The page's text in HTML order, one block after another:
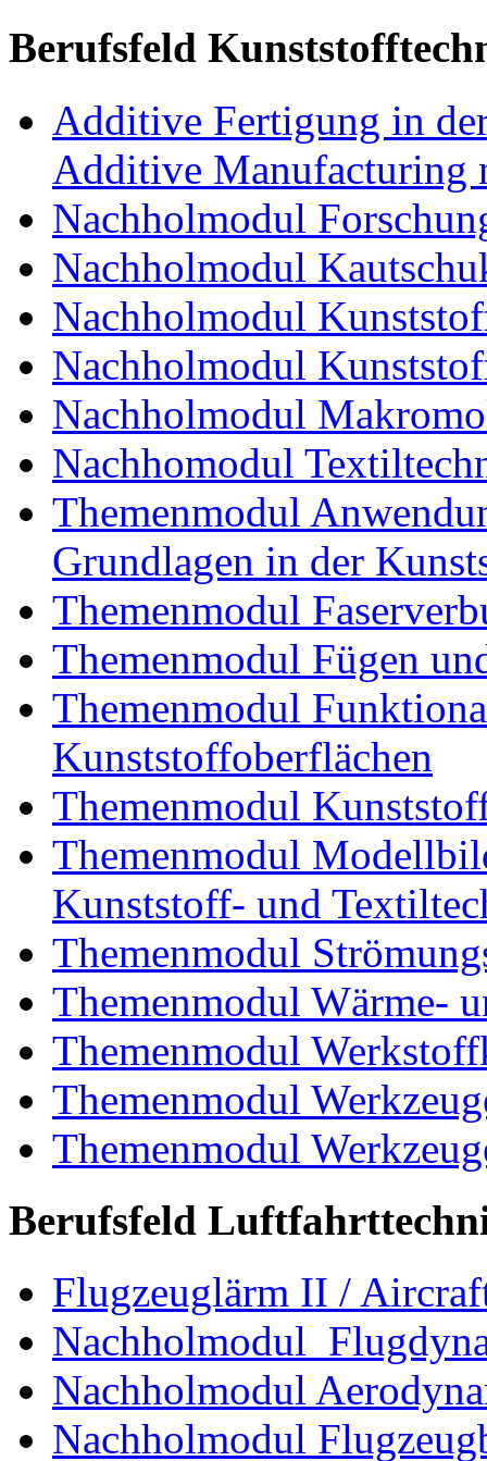
Berufsfeld
Additive Fertigung in
Additive Manufacturing
Nachholmodul
Nachholmodul
Nachholmodul
Nachholmodul
Nachholmodul
Nachhomodul
Themenmodul
Grundlagen in der
Themenmodul
Themenmodul Fügen
Themenmodul
Kunststoffoberflächen
Themenmodul
Themenmodul
Kunststoff- und
Themenmodul
Themenmodul Wärme-
Themenmodul
Themenmodul
Themenmodul
Berufsfeld
Flugzeuglärm II /
Nachholmodul
Nachholmodul
Nachholmodul